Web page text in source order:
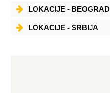
LOKACIJE - BEOGRAD
LOKACIJE - SRBIJA